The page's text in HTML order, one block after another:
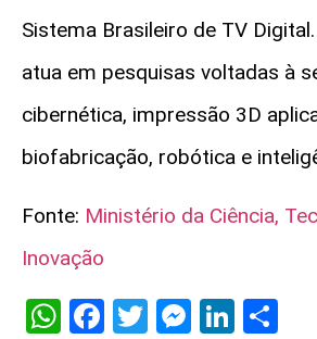
Sistema Brasileiro de TV
atua em pesquisas voltadas à
cibernética, impressão 3D
biofabricação, robótica e
Fonte: Ministério da Ciência,
Inovação
WhatsApp
Facebook
Twitter